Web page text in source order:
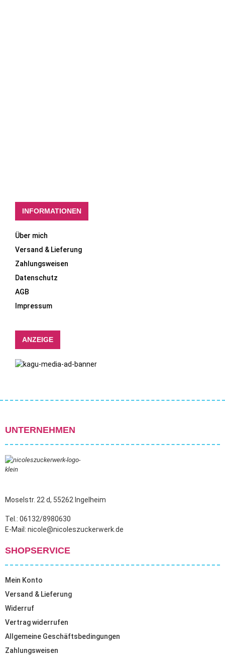
INFORMATIONEN
Über mich
Versand & Lieferung
Zahlungsweisen
Datenschutz
AGB
Impressum
ANZEIGE
UNTERNEHMEN
Moselstr. 22 d, 55262 Ingelheim
Tel.: 06132/8980630
E-Mail: nicole@nicoleszuckerwerk.de
SHOPSERVICE
Mein Konto
Versand & Lieferung
Widerruf
Vertrag widerrufen
Allgemeine Geschäftsbedingungen
Zahlungsweisen